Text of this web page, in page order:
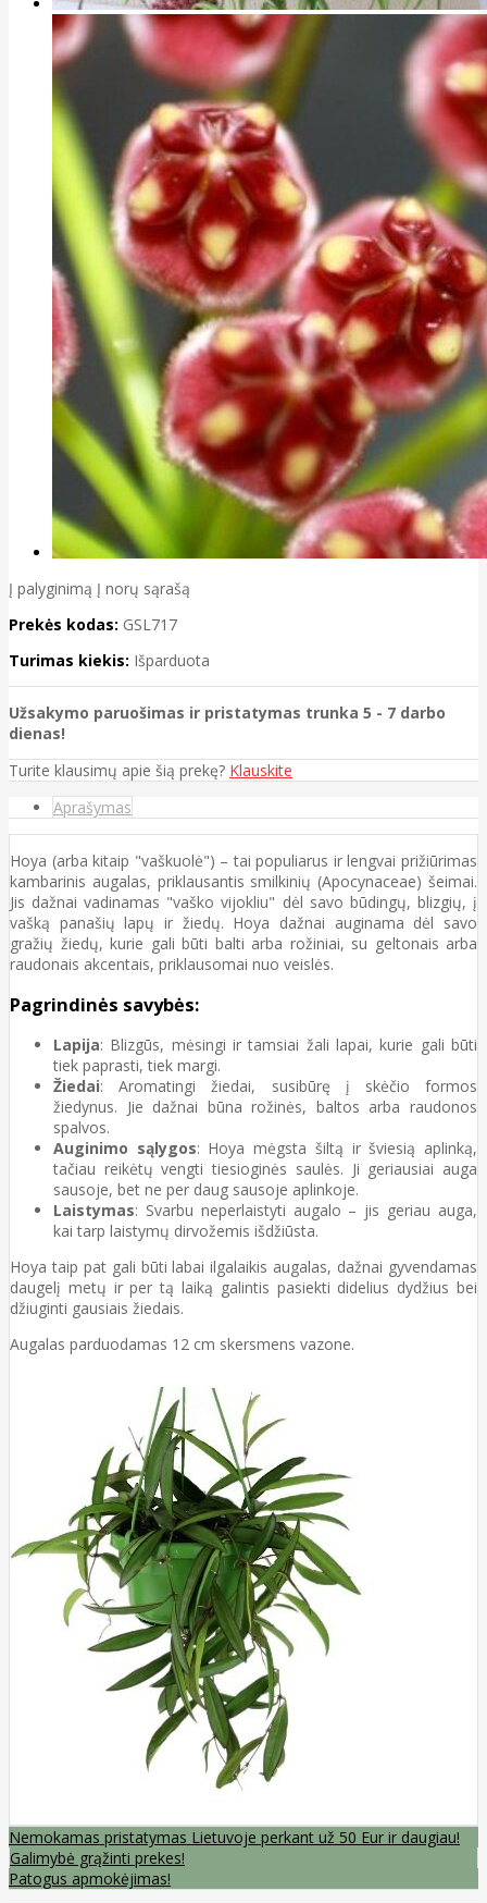
Į palyginimą Į norų sąrašą
Prekės kodas: GSL717
Turimas kiekis: Išparduota
Užsakymo paruošimas ir pristatymas trunka 5 - 7 darbo
dienas!
Turite klausimų apie šią prekę? Klauskite
Aprašymas
Hoya (arba kitaip "vaškuolė") – tai populiarus ir lengvai prižiūrimas
kambarinis augalas, priklausantis smilkinių (Apocynaceae) šeimai.
Jis dažnai vadinamas "vaško vijokliu" dėl savo būdingų, blizgių, į
vašką panašių lapų ir žiedų. Hoya dažnai auginama dėl savo
gražių žiedų, kurie gali būti balti arba rožiniai, su geltonais arba
raudonais akcentais, priklausomai nuo veislės.
Pagrindinės savybės:
Lapija: Blizgūs, mėsingi ir tamsiai žali lapai, kurie gali būti
tiek paprasti, tiek margi.
Žiedai: Aromatingi žiedai, susibūrę į skėčio formos
žiedynus. Jie dažnai būna rožinės, baltos arba raudonos
spalvos.
Auginimo sąlygos: Hoya mėgsta šiltą ir šviesią aplinką,
tačiau reikėtų vengti tiesioginės saulės. Ji geriausiai auga
sausoje, bet ne per daug sausoje aplinkoje.
Laistymas: Svarbu neperlaistyti augalo – jis geriau auga,
kai tarp laistymų dirvožemis išdžiūsta.
Hoya taip pat gali būti labai ilgalaikis augalas, dažnai gyvendamas
daugelį metų ir per tą laiką galintis pasiekti didelius dydžius bei
džiuginti gausiais žiedais.
Augalas parduodamas 12 cm skersmens vazone.
Nemokamas pristatymas Lietuvoje perkant už 50 Eur ir daugiau!
Galimybė grąžinti prekes!
Patogus apmokėjimas!